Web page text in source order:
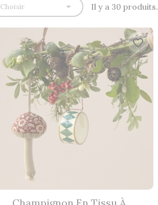
Il y a 30 produits.
Choisir 
favorite_border